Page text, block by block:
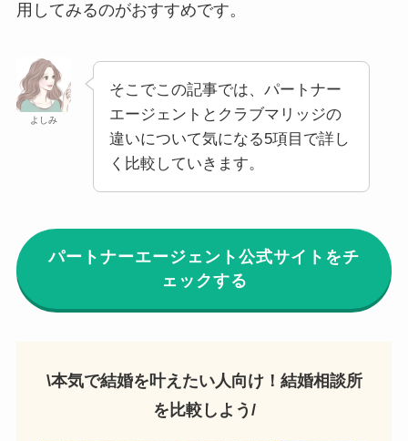
用してみるのがおすすめです。
よしみ
そこでこの記事では、パートナー
エージェントとクラブマリッジの
違いについて気になる5項目で詳し
く比較していきます。
パートナーエージェント公式サイトをチ
ェックする
\本気で結婚を叶えたい人向け！結婚相談所
を比較しよう/